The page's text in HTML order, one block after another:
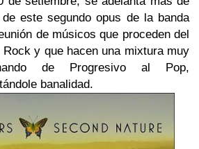
este segundo opus de la banda
de músicos que proceden del
y que hacen una mixtura muy
de Progresivo al Pop,
banalidad.